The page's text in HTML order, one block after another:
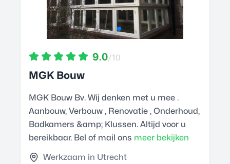
9.0/10
MGK Bouw
MGK Bouw Bv. Wij denken met u mee .
Aanbouw, Verbouw , Renovatie , Onderhoud,
Badkamers &amp; Klussen. Altijd voor u
bereikbaar. Bel of mail ons meer bekijken
Werkzaam in Utrecht